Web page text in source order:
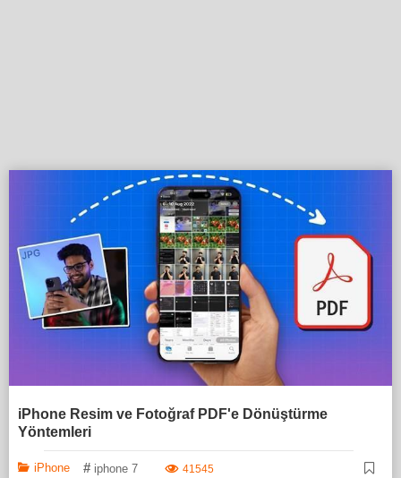
iPhone Resim ve Fotoğraf PDF'e Dönüştürme
Yöntemleri
iPhone # iphone 7 41545